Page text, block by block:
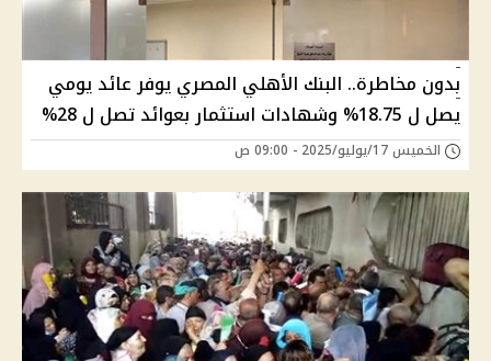
بدون مخاطرة.. البنك الأهلي المصري يوفر عائد يومي
يصل ل 18.75% وشهادات استثمار بعوائد تصل ل 28%
الخميس 17/يوليو/2025 - 09:00 ص